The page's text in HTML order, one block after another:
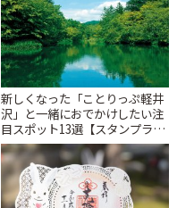
新しくなった「ことりっぷ軽井
沢」と一緒におでかけしたい注
目スポット13選【スタンプラリ
ー開催中】 | ことりっぷ